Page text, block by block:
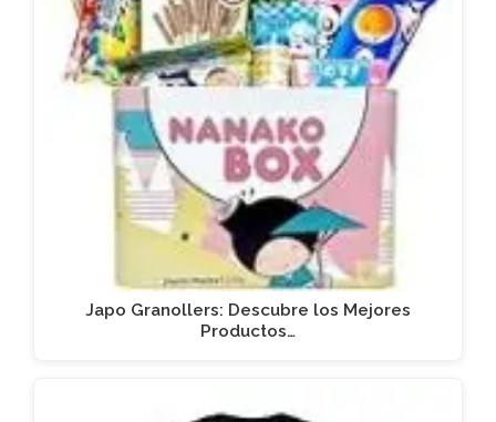
Japo Granollers: Descubre los Mejores
Productos…